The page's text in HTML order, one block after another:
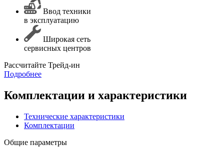
Ввод техники
в эксплуатацию
Широкая сеть
сервисных центров
Раcсчитайте Трейд-ин
Подробнее
Комплектации и характеристики
Технические характеристики
Комплектации
Общие параметры